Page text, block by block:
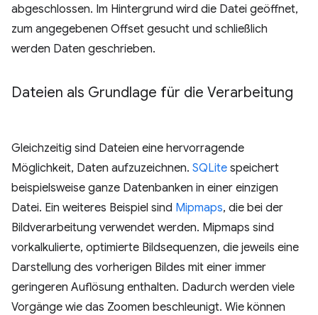
abgeschlossen. Im Hintergrund wird die Datei geöffnet,
zum angegebenen Offset gesucht und schließlich
werden Daten geschrieben.
Dateien als Grundlage für die Verarbeitung
Gleichzeitig sind Dateien eine hervorragende
Möglichkeit, Daten aufzuzeichnen. SQLite speichert
beispielsweise ganze Datenbanken in einer einzigen
Datei. Ein weiteres Beispiel sind Mipmaps, die bei der
Bildverarbeitung verwendet werden. Mipmaps sind
vorkalkulierte, optimierte Bildsequenzen, die jeweils eine
Darstellung des vorherigen Bildes mit einer immer
geringeren Auflösung enthalten. Dadurch werden viele
Vorgänge wie das Zoomen beschleunigt. Wie können